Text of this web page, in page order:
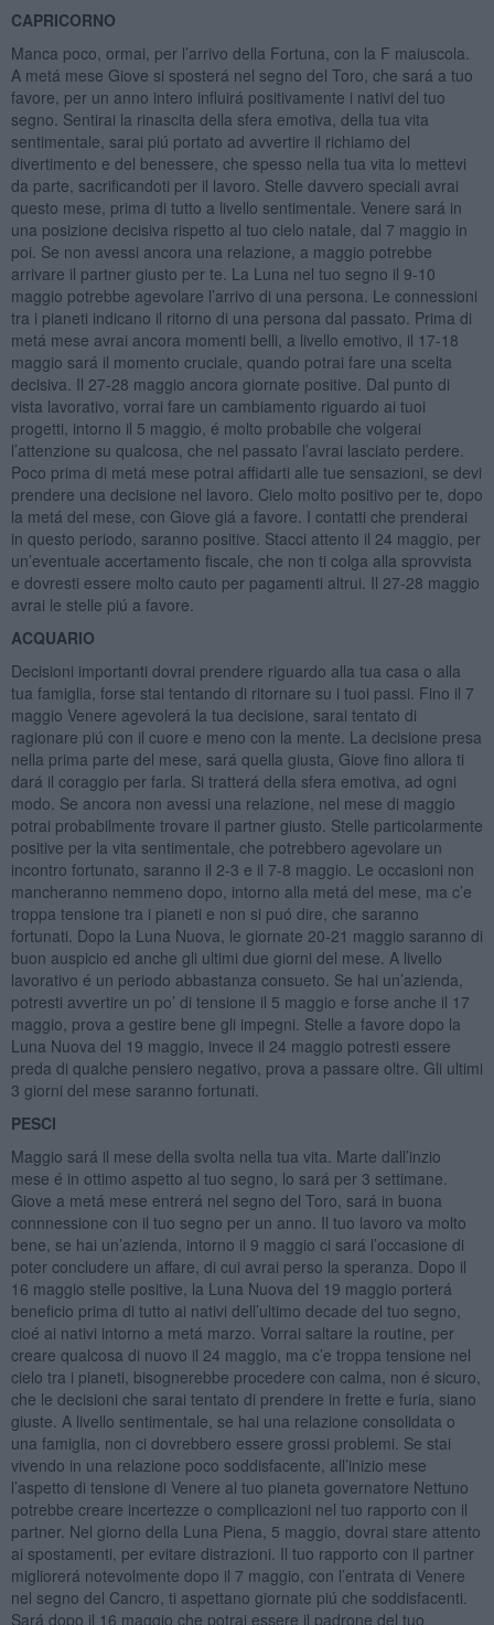
CAPRICORNO
Manca poco, ormai, per l’arrivo della Fortuna, con la F maiuscola.
A metá mese Giove si sposterá nel segno del Toro, che sará a tuo
favore, per un anno intero influirá positivamente i nativi del tuo
segno. Sentirai la rinascita della sfera emotiva, della tua vita
sentimentale, sarai piú portato ad avvertire il richiamo del
divertimento e del benessere, che spesso nella tua vita lo mettevi
da parte, sacrificandoti per il lavoro. Stelle davvero speciali avrai
questo mese, prima di tutto a livello sentimentale. Venere sará in
una posizione decisiva rispetto al tuo cielo natale, dal 7 maggio in
poi. Se non avessi ancora una relazione, a maggio potrebbe
arrivare il partner giusto per te. La Luna nel tuo segno il 9-10
maggio potrebbe agevolare l’arrivo di una persona. Le connessioni
tra i pianeti indicano il ritorno di una persona dal passato. Prima di
metá mese avrai ancora momenti belli, a livello emotivo, il 17-18
maggio sará il momento cruciale, quando potrai fare una scelta
decisiva. Il 27-28 maggio ancora giornate positive. Dal punto di
vista lavorativo, vorrai fare un cambiamento riguardo ai tuoi
progetti, intorno il 5 maggio, é molto probabile che volgerai
l’attenzione su qualcosa, che nel passato l’avrai lasciato perdere.
Poco prima di metá mese potrai affidarti alle tue sensazioni, se devi
prendere una decisione nel lavoro. Cielo molto positivo per te, dopo
la metá del mese, con Giove giá a favore. I contatti che prenderai
in questo periodo, saranno positive. Stacci attento il 24 maggio, per
un’eventuale accertamento fiscale, che non ti colga alla sprovvista
e dovresti essere molto cauto per pagamenti altrui. Il 27-28 maggio
avrai le stelle piú a favore.
ACQUARIO
Decisioni importanti dovrai prendere riguardo alla tua casa o alla
tua famiglia, forse stai tentando di ritornare su i tuoi passi. Fino il 7
maggio Venere agevolerá la tua decisione, sarai tentato di
ragionare piú con il cuore e meno con la mente. La decisione presa
nella prima parte del mese, sará quella giusta, Giove fino allora ti
dará il coraggio per farla. Si tratterá della sfera emotiva, ad ogni
modo. Se ancora non avessi una relazione, nel mese di maggio
potrai probabilmente trovare il partner giusto. Stelle particolarmente
positive per la vita sentimentale, che potrebbero agevolare un
incontro fortunato, saranno il 2-3 e il 7-8 maggio. Le occasioni non
mancheranno nemmeno dopo, intorno alla metá del mese, ma c’e
troppa tensione tra i pianeti e non si puó dire, che saranno
fortunati. Dopo la Luna Nuova, le giornate 20-21 maggio saranno di
buon auspicio ed anche gli ultimi due giorni del mese. A livello
lavorativo é un periodo abbastanza consueto. Se hai un’azienda,
potresti avvertire un po’ di tensione il 5 maggio e forse anche il 17
maggio, prova a gestire bene gli impegni. Stelle a favore dopo la
Luna Nuova del 19 maggio, invece il 24 maggio potresti essere
preda di qualche pensiero negativo, prova a passare oltre. Gli ultimi
3 giorni del mese saranno fortunati.
PESCI
Maggio sará il mese della svolta nella tua vita. Marte dall’inzio
mese é in ottimo aspetto al tuo segno, lo sará per 3 settimane.
Giove a metá mese entrerá nel segno del Toro, sará in buona
connnessione con il tuo segno per un anno. Il tuo lavoro va molto
bene, se hai un’azienda, intorno il 9 maggio ci sará l’occasione di
poter concludere un affare, di cui avrai perso la speranza. Dopo il
16 maggio stelle positive, la Luna Nuova del 19 maggio porterá
beneficio prima di tutto ai nativi dell’ultimo decade del tuo segno,
cioé ai nativi intorno a metá marzo. Vorrai saltare la routine, per
creare qualcosa di nuovo il 24 maggio, ma c’e troppa tensione nel
cielo tra i pianeti, bisognerebbe procedere con calma, non é sicuro,
che le decisioni che sarai tentato di prendere in frette e furia, siano
giuste. A livello sentimentale, se hai una relazione consolidata o
una famiglia, non ci dovrebbero essere grossi problemi. Se stai
vivendo in una relazione poco soddisfacente, all’inizio mese
l’aspetto di tensione di Venere al tuo pianeta governatore Nettuno
potrebbe creare incertezze o complicazioni nel tuo rapporto con il
partner. Nel giorno della Luna Piena, 5 maggio, dovrai stare attento
ai spostamenti, per evitare distrazioni. Il tuo rapporto con il partner
migliorerá notevolmente dopo il 7 maggio, con l’entrata di Venere
nel segno del Cancro, ti aspettano giornate piú che soddisfacenti.
Sará dopo il 16 maggio che potrai essere il padrone del tuo